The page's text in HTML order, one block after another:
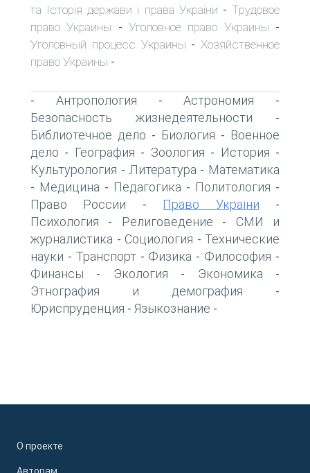
та Історія держави і права України - Трудовое
право Украины -Уголовное право Украины -
Уголовный процесс Украины - Хозяйственное
право Украины -
- Антропология -Астрономия -
Безопасность жизнедеятельности -
Библиотечное дело - Биология - Военное
дело - География - Зоология - История -
Культурология - Литература - Математика
- Медицина - Педагогика - Политология -
Право России - Право України -
Психология - Религоведение - СМИ и
журналистика - Социология - Технические
науки - Транспорт- Физика - Философия -
Финансы - Экология - Экономика -
Этнография и демография -
Юриспруденция - Языкознание -
О проекте
Авторам